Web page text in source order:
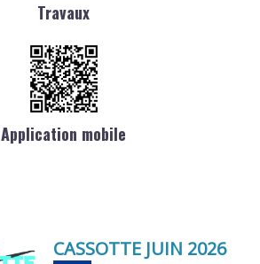
Travaux
Application mobile
CASSOTTE JUIN 2026